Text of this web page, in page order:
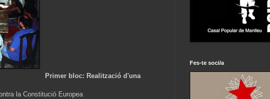
Primer bloc: Realització d'una
la Constitució Europea
Fes-te soci/a